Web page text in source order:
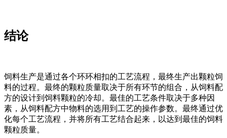
结论
饲料生产是通过各个环环相扣的工艺流程，最终生产出颗粒饲
料的过程。最终的颗粒质量取决于所有环节的组合，从饲料配
方的设计到饲料颗粒的冷却。最佳的工艺条件取决于多种因
素，从饲料配方中物料的选用到工艺的操作参数。最终通过优
化每个工艺流程，并将所有工艺结合起来，以达到最佳的饲料
颗粒质量。